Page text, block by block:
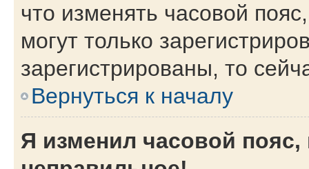
что изменять часовой
могут только
зарегистрированы, то
Вернуться к началу
Я изменил часовой